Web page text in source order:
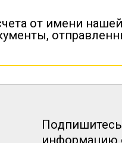
от имени
Подпишитесь
информацию